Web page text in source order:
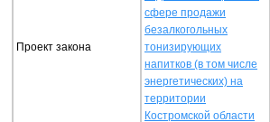
Проект закона
сфере продажи
безалкогольных
тонизирующих
напитков (в том числе
энергетических) на
территории
Костромской области